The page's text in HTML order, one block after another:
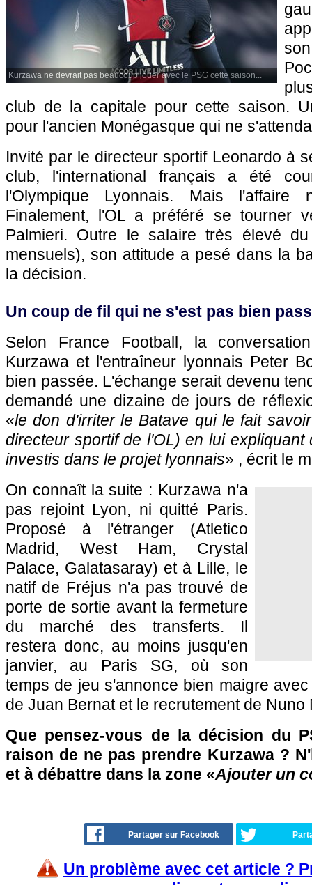
Kurzawa ne devrait pas beaucoup jouer avec le PSG cette saison...
club de la capitale pour cette saison.
pour l'ancien Monégasque qui ne
Invité par le directeur sportif Leonardo à
club, l'international français a été
l'Olympique Lyonnais. Mais
Finalement, l'OL a préféré se tourner
Palmieri. Outre le salaire très élevé
mensuels), son attitude a pesé dans la
la décision.
Un coup de fil qui ne s'est pas bien
Selon France Football, la
Kurzawa et l'entraîneur lyonnais Peter
bien passée. L'échange serait devenu
demandé une dizaine de jours de
«le don d'irriter le Batave qui le fait
directeur sportif de l'OL) en lui expliquant
investis dans le projet lyonnais» , écrit le
On connaît la suite : Kurzawa n'a
pas rejoint Lyon, ni quitté Paris.
Proposé à l'étranger (Atletico
Madrid, West Ham, Crystal
Palace, Galatasaray) et à Lille, le
natif de Fréjus n'a pas trouvé de
porte de sortie avant la fermeture
du marché des transferts. Il
restera donc, au moins jusqu'en
janvier, au Paris SG, où son
temps de jeu s'annonce bien maigre
de Juan Bernat et le recrutement de Nuno
Que pensez-vous de la décision du
raison de ne pas prendre Kurzawa ?
et à débattre dans la zone «Ajouter un
Partager sur Facebook
Un problème avec cet article ?